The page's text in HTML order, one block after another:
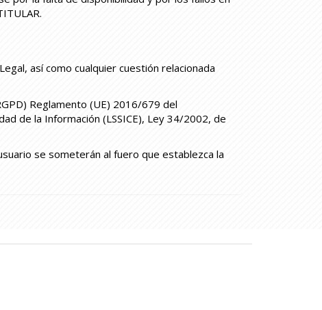
así como cualquier cuestión relacionada
Reglamento (UE) 2016/679 del
de la Información (LSSICE), Ley 34/2002, de
se someterán al fuero que establezca la